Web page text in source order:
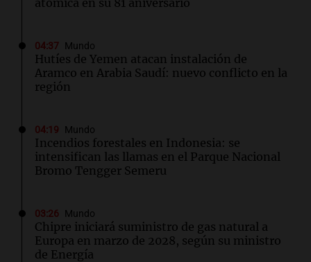
atómica en su 81 aniversario
04:37 Mundo
Hutíes de Yemen atacan instalación de
Aramco en Arabia Saudí: nuevo conflicto en la
región
04:19 Mundo
Incendios forestales en Indonesia: se
intensifican las llamas en el Parque Nacional
Bromo Tengger Semeru
03:26 Mundo
Chipre iniciará suministro de gas natural a
Europa en marzo de 2028, según su ministro
de Energía